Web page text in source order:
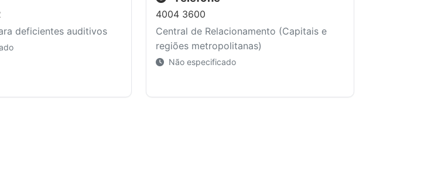
deficientes auditivos
4004 3600
Central de Relacionamento (Capitais e
regiões metropolitanas)
Não especificado